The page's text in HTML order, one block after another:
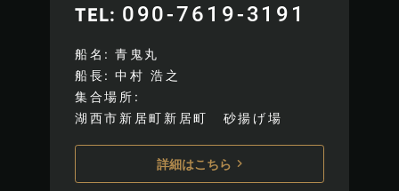
TEL 090-7619-3191
船名
青鬼丸
船長
中村 浩之
集合場所
湖西市新居町新居町 砂揚げ場
詳細はこちら